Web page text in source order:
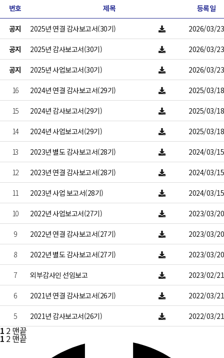
번호 제목 등록일
공지 2025년 연결 감사보고서(30기) 2026/03/23
공지 2025년 감사보고서(30기) 2026/03/23
공지 2025년 사업보고서(30기) 2026/03/23
16 2024년 연결 감사보고서(29기) 2025/03/18
15 2024년 감사보고서(29기) 2025/03/18
14 2024년 사업보고서(29기) 2025/03/18
13 2023년 별도 감사보고서(28기) 2024/03/15
12 2023년 연결 감사보고서(28기) 2024/03/15
11 2023년 사업 보고서(28기) 2024/03/15
10 2022년 사업보고서(27기) 2023/03/20
9 2022년 연결 감사보고서(27기) 2023/03/20
8 2022년 별도 감사보고서(27기) 2023/03/20
7 외부감사인 선임보고 2023/02/21
6 2021년 연결 감사보고서(26기) 2022/03/21
5 2021년 감사보고서(26기) 2022/03/21
12맨끝
1 2맨끝